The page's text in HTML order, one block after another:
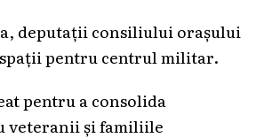
deputații consiliului orașului
pentru centrul militar.
pentru a consolida
veteranii și familiile